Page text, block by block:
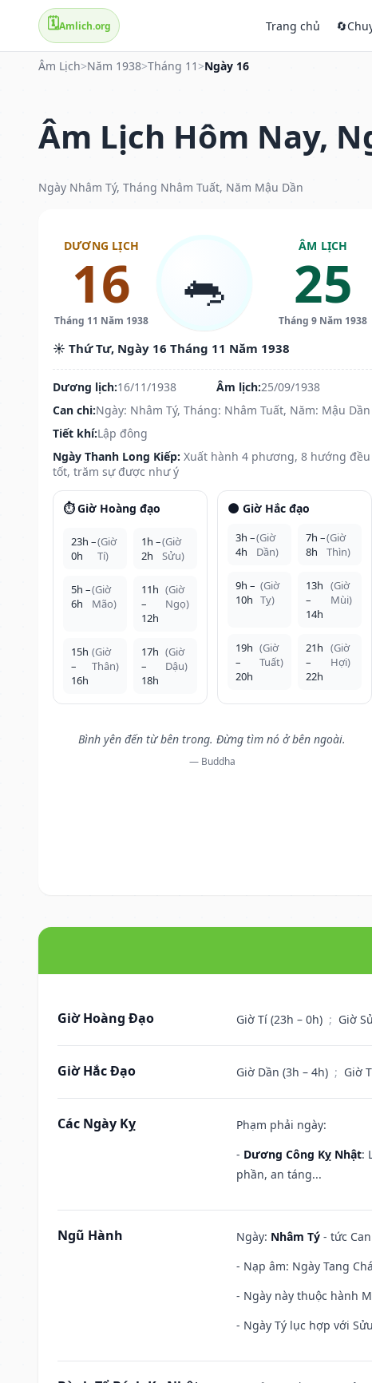
🗓️Amlich.org Trang chủ 🔄
Âm Lịch>Năm 1938>Tháng 11 >Ngày 16
Âm Lịch Hôm Nay,
Ngày Nhâm Tý, Tháng Nhâm Tuất, Năm Mậu Dần
DƯƠNG LỊCH
16
Tháng 11 Năm 1938
🐀
ÂM LỊCH
25
Tháng 9 Năm 1938
☀️ Thứ Tư, Ngày 16 Tháng 11 Năm 1938
Dương lịch:16/11/1938 Âm lịch:25/09/1938
Can chi:Ngày: Nhâm Tý, Tháng: Nhâm Tuất, Năm: Mậu Dần
Tiết khí:Lập đông
Ngày Thanh Long Kiếp: Xuất hành 4 phương, 8 hướng đều
tốt, trăm sự được như ý
⏱️ Giờ Hoàng đạo
23h –
0h
(Giờ
Tí)
1h –
2h
(Giờ
Sửu)
5h –
6h
(Giờ
Mão)
11h
–
12h
(Giờ
Ngọ)
15h
–
16h
(Giờ
Thân)
17h
–
18h
(Giờ
Dậu)
🌑 Giờ Hắc đạo
3h –
4h
(Giờ
Dần)
7h –
8h
(Giờ
Thìn)
9h –
10h
(Giờ
Tỵ)
13h
–
14h
(Giờ
Mùi)
19h
–
20h
(Giờ
Tuất)
21h
–
22h
(Giờ
Hợi)
Bình yên đến từ bên trong. Đừng tìm nó ở bên ngoài.
— Buddha
Giờ Hoàng Đạo Giờ Tí (23h – 0h) ; Giờ
Giờ Hắc Đạo Giờ Dần (3h – 4h) ; Giờ
Các Ngày Kỵ
Phạm phải ngày:
- Dương Công Kỵ Nhật:
phần, an táng...
Ngũ Hành Ngày: Nhâm Tý - tức
- Nạp âm: Ngày Tang
- Ngày này thuộc hành
- Ngày Tý lục hợp với